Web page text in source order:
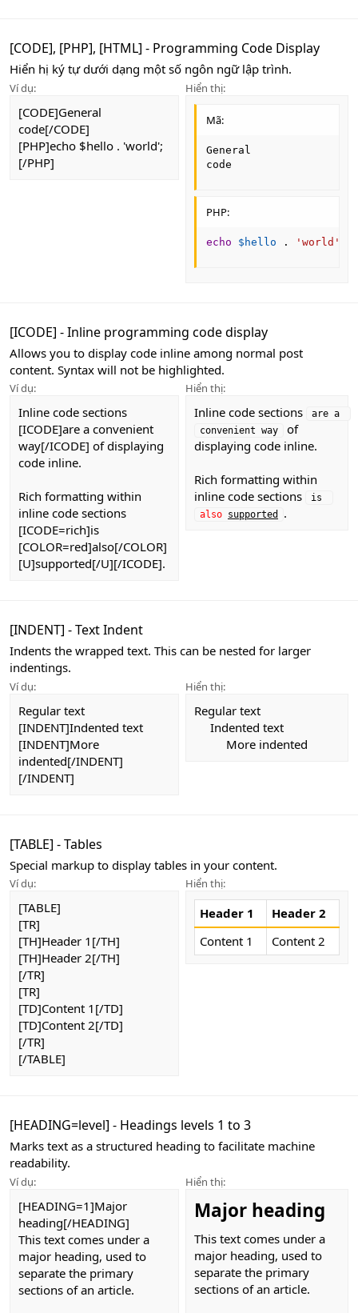
[CODE], [PHP], [HTML] - Programming Code Display
Hiển hị ký tự dưới dạng một số ngôn ngữ lập trình.
Ví dụ:
[CODE]General
code[/CODE]
[PHP]echo $hello . 'world';
[/PHP]
Hiển thị:
Mã:
General
code
PHP:
echo $hello . 'world'
[ICODE] - Inline programming code display
Allows you to display code inline among normal post
content. Syntax will not be highlighted.
Ví dụ:
Inline code sections
[ICODE]are a convenient
way[/ICODE] of displaying
code inline.
Rich formatting within
inline code sections
[ICODE=rich]is
[COLOR=red]also[/COLOR]
[U]supported[/U][/ICODE].
Hiển thị:
Inline code sections
are a
convenient way
of
displaying code inline.
Rich formatting within
inline code sections
also supported .
[INDENT] - Text Indent
Indents the wrapped text. This can be nested for larger
indentings.
Ví dụ:
Regular text
[INDENT]Indented text
[INDENT]More
indented[/INDENT]
[/INDENT]
Hiển thị:
Regular text
Indented text
More indented​
[TABLE] - Tables
Special markup to display tables in your content.
Ví dụ:
[TABLE]
[TR]
[TH]Header 1[/TH]
[TH]Header 2[/TH]
[/TR]
[TR]
[TD]Content 1[/TD]
[TD]Content 2[/TD]
[/TR]
[/TABLE]
Hiển thị:
Header 1
Header 2
Content 1
Content 2
[HEADING=level] - Headings levels 1 to 3
Marks text as a structured heading to facilitate machine
readability.
Ví dụ:
[HEADING=1]Major
heading[/HEADING]
This text comes under a
major heading, used to
separate the primary
sections of an article.
Hiển thị:
Major heading
This text comes under a
major heading, used to
separate the primary
sections of an article.